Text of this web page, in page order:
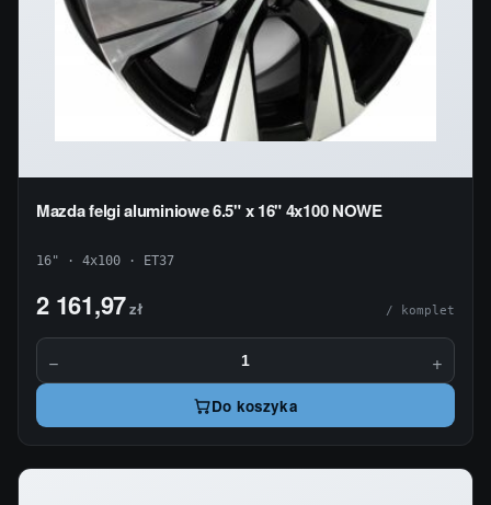
Mazda felgi aluminiowe 6.5" x 16" 4x100 NOWE
16" · 4x100 · ET37
2 161,97zł / komplet
− +
Do koszyka